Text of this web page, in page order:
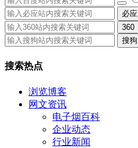
必应
360
搜狗
搜索热点
浏览博客
网文资讯
电子烟百科
企业动态
行业新闻